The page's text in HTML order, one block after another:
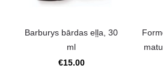
Barburys bārdas eļļa, 30
ml
€15.00